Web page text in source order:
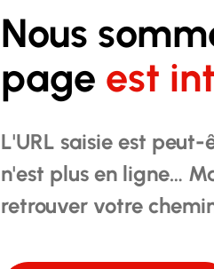
Nous
page est
L'URL saisie est
n'est plus en ligne…
retrouver votre